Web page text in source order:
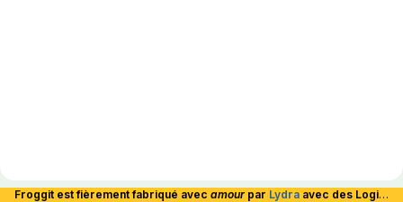
Froggit est fièrement fabriqué avec amour par Lydra avec des Logiciels Libres et hébergé en